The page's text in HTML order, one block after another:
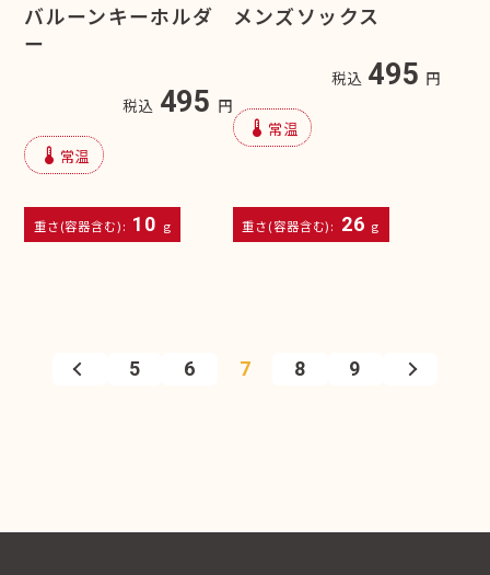
バルーンキーホルダ
ー
税込 495 円
device_thermostat 常温
重さ(容器含む): 10 g
メンズソックス
税込 495 円
device_thermostat 常温
重さ(容器含む): 26 g
5 6 7 8 9